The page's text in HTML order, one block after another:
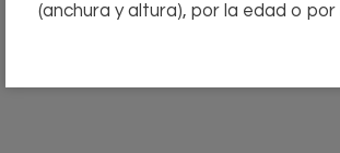
(anchura y altura), por la edad o